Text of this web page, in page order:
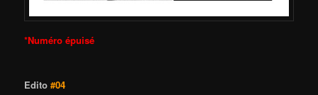
*Numéro épuisé
Edito#04